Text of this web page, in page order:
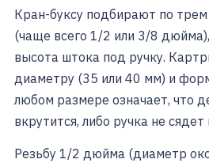
Кран-буксу подбирают по
(чаще всего 1/2 или 3/8
высота штока под ручку.
диаметру (35 или 40 мм) и
любом размере означает, что
вкрутится, либо ручка не
Резьбу 1/2 дюйма (диаметр